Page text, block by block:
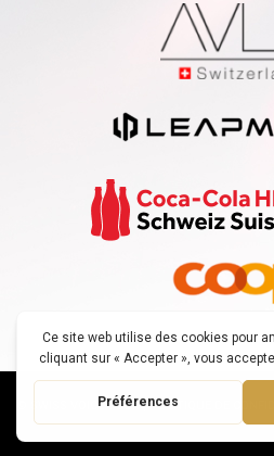
© SWISS VOICE TOUR |POLITIQUE DE